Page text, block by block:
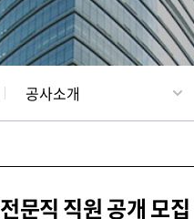
공사소개
전문직 직원 공개 모집